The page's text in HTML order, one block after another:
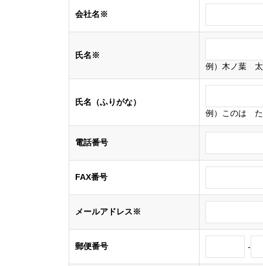
会社名※
氏名※
例）木ノ葉
氏名（ふりがな）
例）このは
電話番号
FAX番号
メールアドレス※
郵便番号 -